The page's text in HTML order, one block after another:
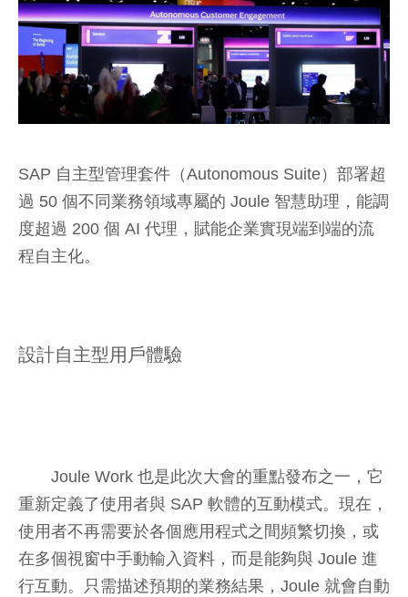
SAP 自主型管理套件（Autonomous Suite）部署超
過 50 個不同業務領域專屬的 Joule 智慧助理，能調
度超過 200 個 AI 代理，賦能企業實現端到端的流
程自主化。
設計自主型用戶體驗
Joule Work 也是此次大會的重點發布之一，它
重新定義了使用者與 SAP 軟體的互動模式。現在，
使用者不再需要於各個應用程式之間頻繁切換，或
在多個視窗中手動輸入資料，而是能夠與 Joule 進
行互動。只需描述預期的業務結果，Joule 就會自動